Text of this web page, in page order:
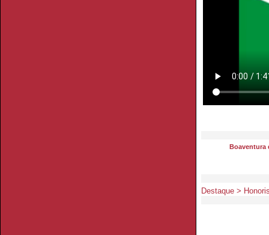
Boaventura
Destaque >